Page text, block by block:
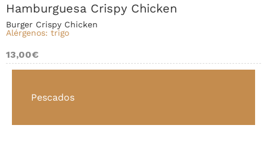
Hamburguesa Crispy Chicken
Burger Crispy Chicken
Alérgenos: trigo
13,00€
Pescados